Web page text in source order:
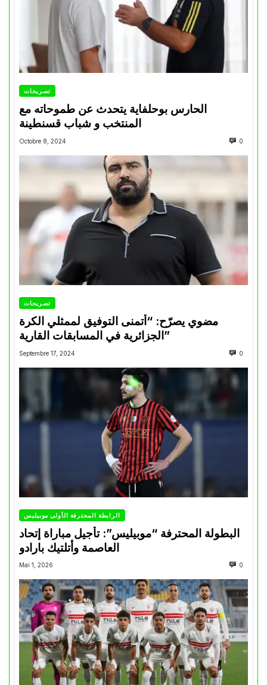
تصريحات
الحارس بوحلفاية يتحدث عن طموحاته مع
المنتخب و شباب قسنطينة
Octobre 8, 2024 0
تصريحات
مضوي يصرّح: “أتمنى التوفيق لممثلي الكرة
الجزائرية في المسابقات القارية”
Septembre 17, 2024 0
الرابطة المحترفة الأولى موبيليس
البطولة المحترفة “موبيليس”: تأجيل مباراة إتحاد
العاصمة وأتلتيك بارادو
Mai 1, 2026 0